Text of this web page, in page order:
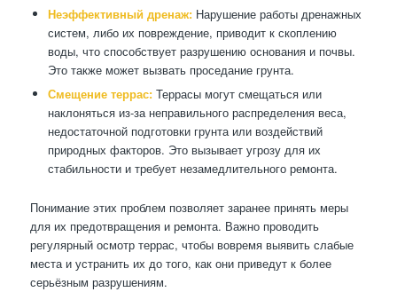
Неэффективный дренаж:Нарушение работы дренажных
систем, либо их повреждение, приводит к скоплению
воды, что способствует разрушению основания и почвы.
Это также может вызвать проседание грунта.
Смещение террас:Террасы могут смещаться или
наклоняться из-за неправильного распределения веса,
недостаточной подготовки грунта или воздействий
природных факторов. Это вызывает угрозу для их
стабильности и требует незамедлительного ремонта.
Понимание этих проблем позволяет заранее принять меры
для их предотвращения и ремонта. Важно проводить
регулярный осмотр террас, чтобы вовремя выявить слабые
места и устранить их до того, как они приведут к более
серьёзным разрушениям.